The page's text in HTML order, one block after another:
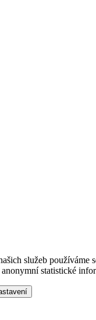
služeb
statistické